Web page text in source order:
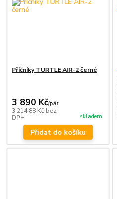
Příčníky TURTLE AIR-2 černé
3 890 Kč/pár
3 214,88 Kč bez
DPH
skladem
Přidat do košíku